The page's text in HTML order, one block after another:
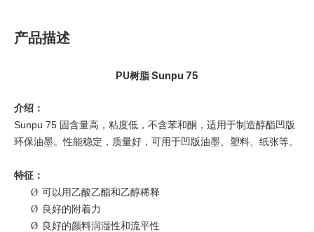
产品描述
PU树脂 Sunpu 75
介绍：
Sunpu 75 固含量高，粘度低，不含苯和酮，适用于制造醇酯凹版
环保油墨。性能稳定，质量好，可用于凹版油墨、塑料、纸张等。
特征：
Ø 可以用乙酸乙酯和乙醇稀释
Ø 良好的附着力
Ø 良好的颜料润湿性和流平性